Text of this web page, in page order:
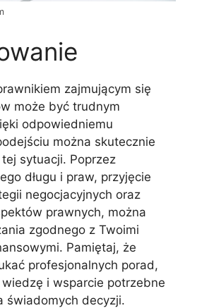
zajmującym się
może być trudnym
odpowiedniemu
można skutecznie
sytuacji. Poprzez
długu i praw, przyjęcie
negocjacyjnych oraz
prawnych, można
zgodnego z Twoimi
Pamiętaj, że
profesjonalnych porad,
i wsparcie potrzebne
świadomych decyzji.